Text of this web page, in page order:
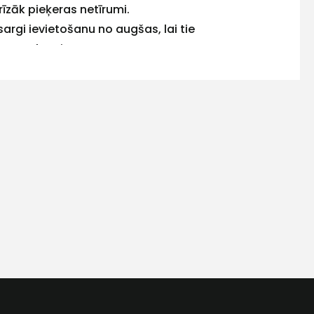
pieķeras netīrumi.
ievietošanu no augšas, lai tie
pret berzi.